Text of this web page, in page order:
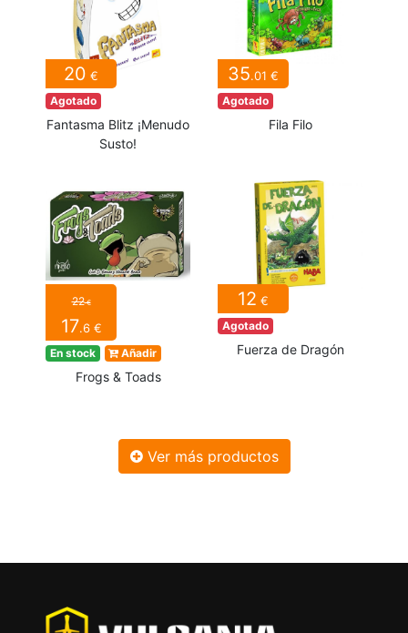
20 €
Agotado
Fantasma Blitz ¡Menudo
Susto!
35.01 €
Agotado
Fila Filo
22€
17.6 €
En stock Añadir
Frogs & Toads
12 €
Agotado
Fuerza de Dragón
Ver más productos